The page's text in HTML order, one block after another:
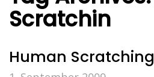
Scratchin
Human Scratching